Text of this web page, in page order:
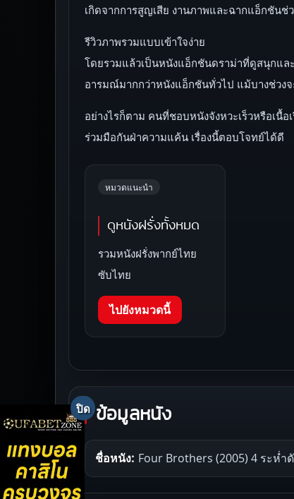
เกิดจากการสูญเสีย งานภาพและฉากแอ็กชันช่
รีวิวภาพรวมแบบเข้าใจง่าย
โดยรวมแล้วเป็นหนังแอ็กชันดราม่าที่ดูสนุกแล
อารมณ์มากกว่าหนังแอ็กชันทั่วไป แม้บางช่วง
อย่างไรก็ตาม คนที่ชอบหนังจังหวะเร็วหรือเนื้
ร่วมมือกันฝ่าความแค้น เรื่องนี้ตอบโจทย์ได้ดี
หมวดแนะนำ
ดูหนังฝรั่งทั้งหมด
รวมหนังฝรั่งพากย์ไทย
ซับไทย
ไปยังหมวดนี้
ข้อมูลหนัง
ชื่อหนัง: Four Brothers (2005) 4 ระห่ำ